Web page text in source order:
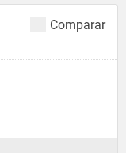
Comparar